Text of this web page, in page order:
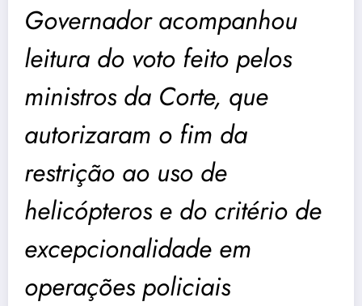
Governador acompanhou
leitura do voto feito pelos
ministros da Corte, que
autorizaram o fim da
restrição ao uso de
helicópteros e do critério de
excepcionalidade em
operações policiais